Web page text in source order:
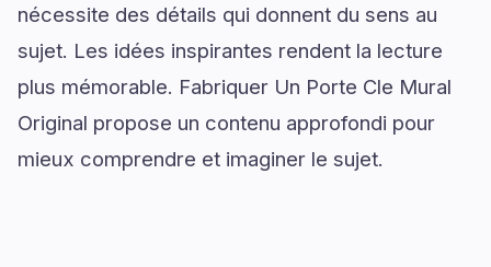
nécessite des détails qui donnent du sens au
sujet. Les idées inspirantes rendent la lecture
plus mémorable. Fabriquer Un Porte Cle Mural
Original propose un contenu approfondi pour
mieux comprendre et imaginer le sujet.